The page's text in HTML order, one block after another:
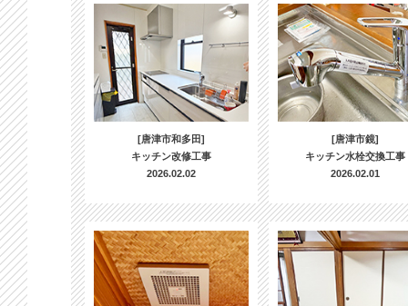
[唐津市和多田]
キッチン改修工事
2026.02.02
[唐津市鏡]
キッチン水栓交換工事
2026.02.01